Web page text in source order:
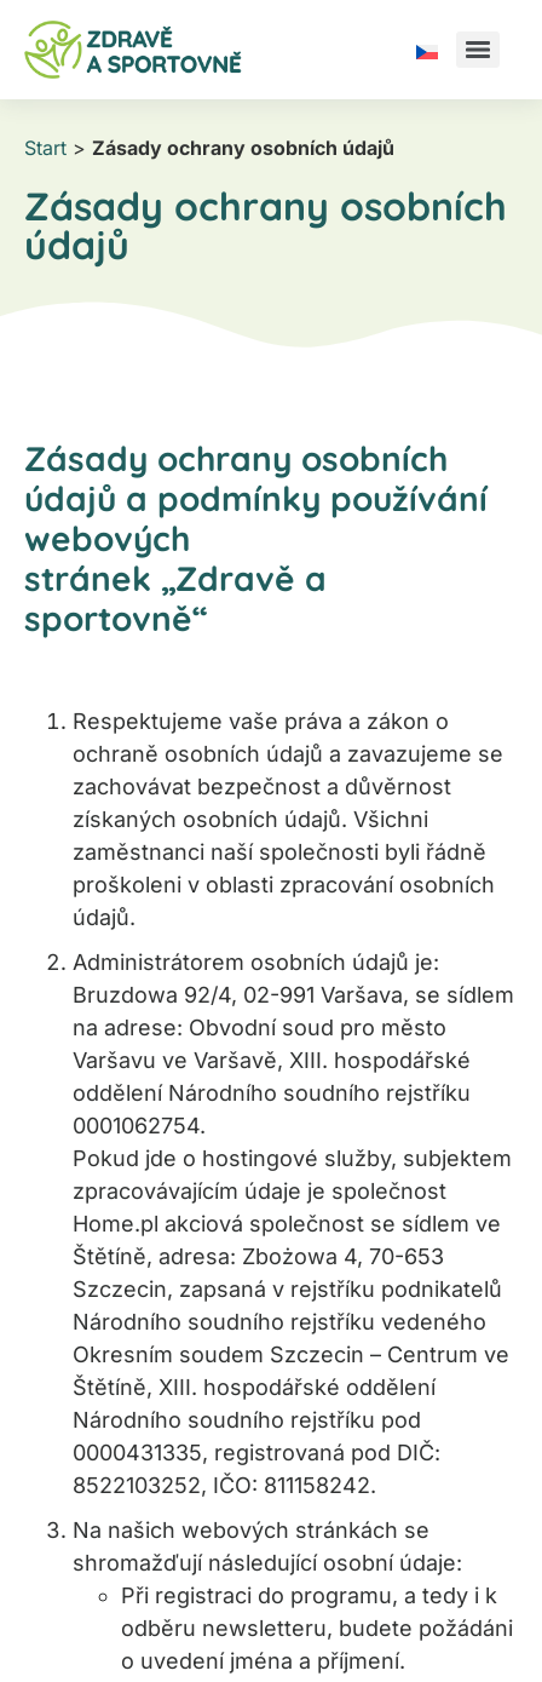
Start > Zásady ochrany osobních údajů
Zásady ochrany osobních
údajů
Zásady ochrany osobních
údajů a podmínky používání
webových
stránek „Zdravě a
sportovně“
Respektujeme vaše práva a zákon o
ochraně osobních údajů a zavazujeme se
zachovávat bezpečnost a důvěrnost
získaných osobních údajů. Všichni
zaměstnanci naší společnosti byli řádně
proškoleni v oblasti zpracování osobních
údajů.
Administrátorem osobních údajů je:
Bruzdowa 92/4, 02-991 Varšava, se sídlem
na adrese: Obvodní soud pro město
Varšavu ve Varšavě, XIII. hospodářské
oddělení Národního soudního rejstříku
0001062754.
Pokud jde o hostingové služby, subjektem
zpracovávajícím údaje je společnost
Home.pl akciová společnost se sídlem ve
Štětíně, adresa: Zbożowa 4, 70-653
Szczecin, zapsaná v rejstříku podnikatelů
Národního soudního rejstříku vedeného
Okresním soudem Szczecin – Centrum ve
Štětíně, XIII. hospodářské oddělení
Národního soudního rejstříku pod
0000431335, registrovaná pod DIČ:
8522103252, IČO: 811158242.
Na našich webových stránkách se
shromažďují následující osobní údaje:
Při registraci do programu, a tedy i k
odběru newsletteru, budete požádáni
o uvedení jména a příjmení.